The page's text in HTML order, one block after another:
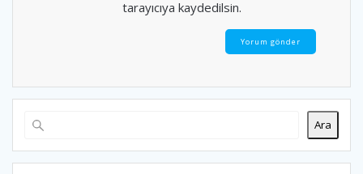
tarayıcıya kaydedilsin.
Ara